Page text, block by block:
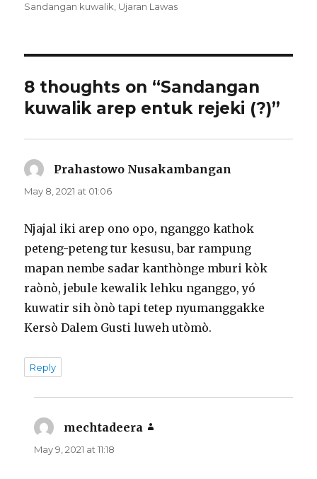
Sandangan kuwalik Ujaran Lawas
8 thoughts on “Sandangan
kuwalik arep entuk rejeki (?)”
Prahastowo Nusakambangan
May 8, 2021 at 01:06
Njajal iki arep ono opo, nganggo kathok
peteng-peteng tur kesusu, bar rampung
mapan nembe sadar kanthònge mburi kòk
raònò, jebule kewalik lehku nganggo, yó
kuwatir sih ònò tapi tetep nyumanggakke
Kersò Dalem Gusti luweh utòmò.
Reply
mechtadeera
May 9, 2021 at 11:18